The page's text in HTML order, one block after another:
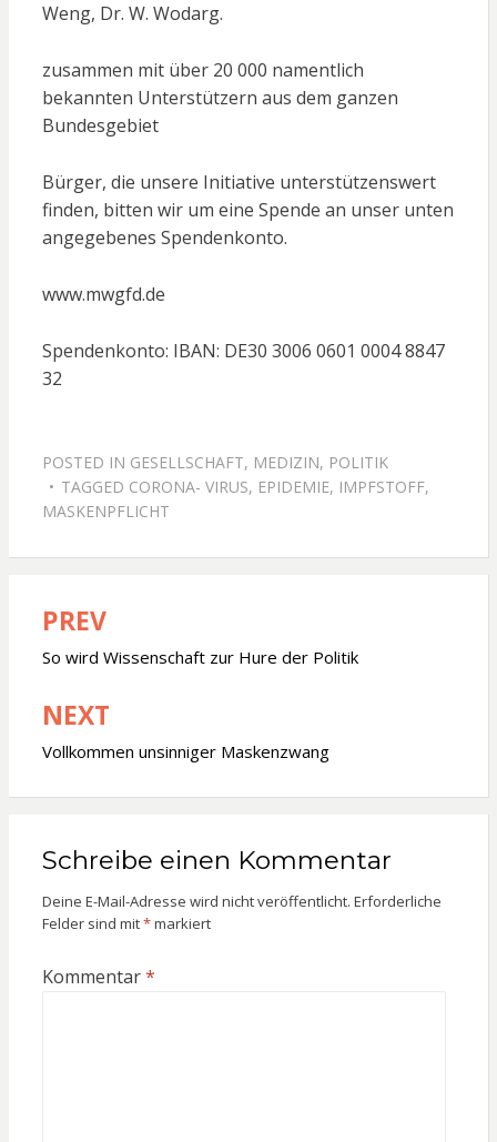
Weng, Dr. W. Wodarg.
zusammen mit über 20 000 namentlich
bekannten Unterstützern aus dem ganzen
Bundesgebiet
Bürger, die unsere Initiative unterstützenswert
finden, bitten wir um eine Spende an unser unten
angegebenes Spendenkonto.
www.mwgfd.de
Spendenkonto: IBAN: DE30 3006 0601 0004 8847
32
POSTED IN GESELLSCHAFT, MEDIZIN, POLITIK
TAGGED CORONA- VIRUS, EPIDEMIE, IMPFSTOFF,
MASKENPFLICHT
Beitragsnavigation
PREV
So wird Wissenschaft zur Hure der Politik
NEXT
Vollkommen unsinniger Maskenzwang
Schreibe einen Kommentar
Deine E-Mail-Adresse wird nicht veröffentlicht. Erforderliche
Felder sind mit*markiert
Kommentar*